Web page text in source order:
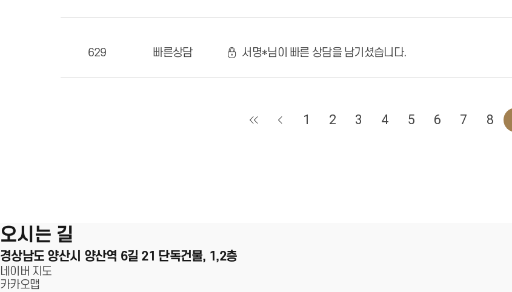
629 빠른상담 서명*님이 빠른 상담을 남기셨습니다.
1 2 3 4 5 6 7 8
오시는 길
경상남도 양산시 양산역 6길 21 단독건물, 1,2층
네이버 지도
카카오맵